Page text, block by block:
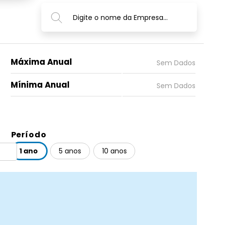
Digite o nome da Empresa...
Máxima Anual
Mínima Anual
Período
1 ano 5 anos 10 anos